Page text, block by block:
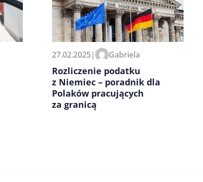
27.02.2025| Gabriela
Rozliczenie podatku
z Niemiec – poradnik dla
Polaków pracujących
za granicą